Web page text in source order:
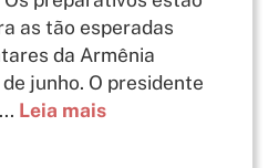
as tão esperadas
da Armênia
junho. O presidente
Leia mais